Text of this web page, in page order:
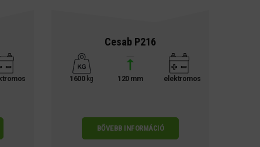
Cesab P216
1600kg 120 mm elektromos
BŐVEBB INFORMÁCIÓ